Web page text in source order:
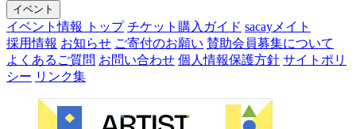
イベント
イベント情報 トップ チケット購入ガイド sacayメイト
採用情報 お知らせ ご寄付のお願い 賛助会員募集について
よくあるご質問 お問い合わせ 個人情報保護方針 サイトポリ
シー リンク集